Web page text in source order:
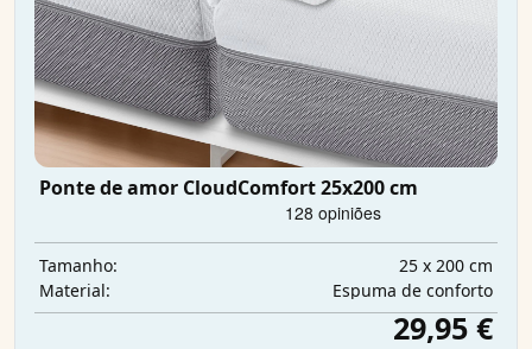
Ponte de amor CloudComfort 25x200 cm
Tamanho:
25 x 200 cm
Material:
Espuma de conforto
29,95 €